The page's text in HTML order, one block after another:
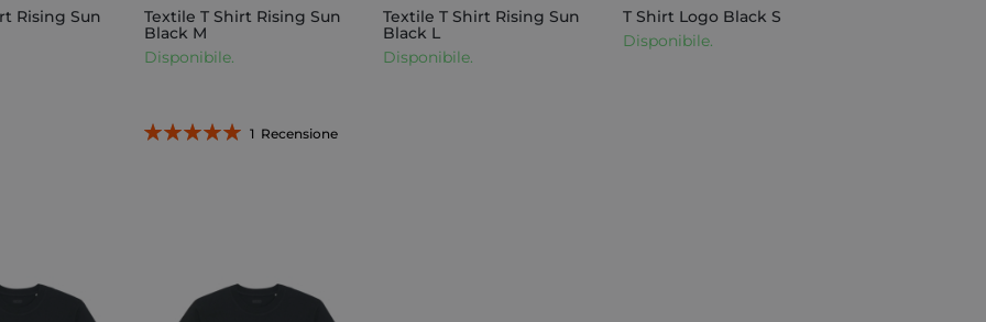
Rising Sun
Textile T Shirt Rising Sun
Black M
Disponibile.
Valutazione:
1 Recensione
Textile T Shirt Rising Sun
Black L
Disponibile.
T Shirt Logo Black S
Disponibile.